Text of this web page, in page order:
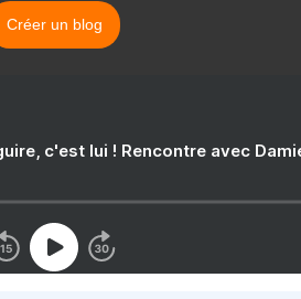
Créer un blog
c'est lui ! Rencontre avec